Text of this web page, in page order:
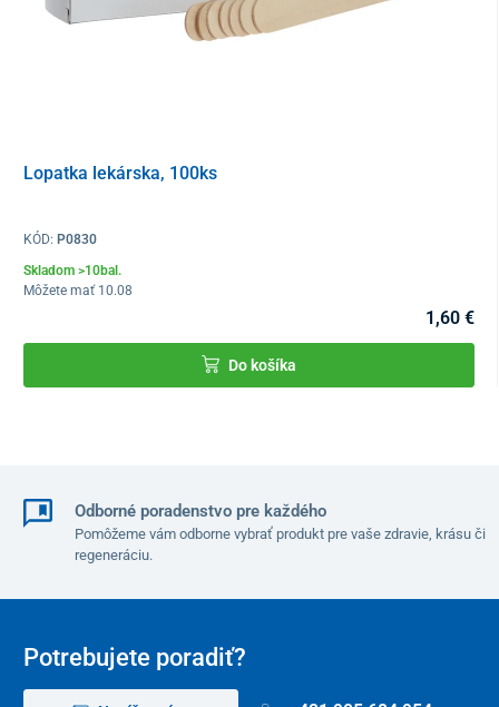
Lopatka lekárska, 100ks
KÓD: P0830
Skladom >10bal.
Môžete mať 10.08
1,60 €
Do košíka
Odborné poradenstvo pre každého
Pomôžeme vám odborne vybrať produkt pre vaše zdravie, krásu či
regeneráciu.
Potrebujete poradiť?